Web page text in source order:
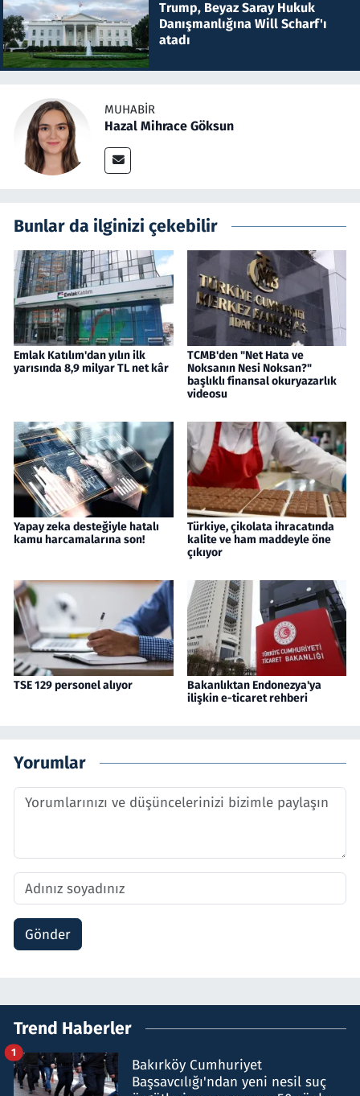
Trump, Beyaz Saray Hukuk
Danışmanlığına Will Scharf'ı
atadı
MUHABIR
Hazal Mihrace Göksun
Bunlar da ilginizi çekebilir
Emlak Katılım'dan yılın ilk
yarısında 8,9 milyar TL net kâr
TCMB'den "Net Hata ve
Noksanın Nesi Noksan?"
başlıklı finansal okuryazarlık
videosu
Yapay zeka desteğiyle hatalı
kamu harcamalarına son!
Türkiye, çikolata ihracatında
kalite ve ham maddeyle öne
çıkıyor
TSE 129 personel alıyor
Bakanlıktan Endonezya'ya
ilişkin e-ticaret rehberi
Yorumlar
Gönder
Trend Haberler
Bakırköy Cumhuriyet
Başsavcılığı'ndan yeni nesil suç
1